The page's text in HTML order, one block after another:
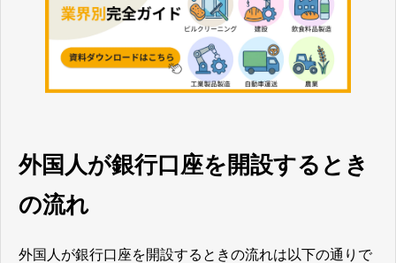
外国人が銀行口座を開設するとき
の流れ
外国人が銀行口座を開設するときの流れは以下の通りで